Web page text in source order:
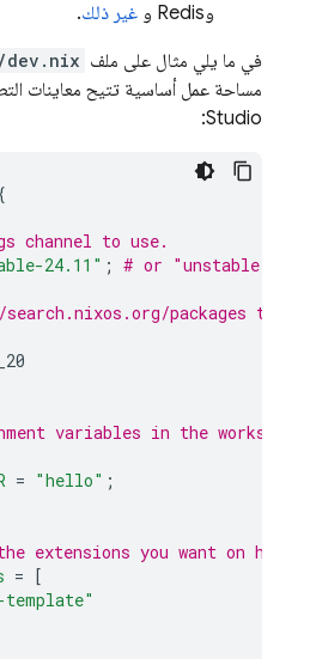
وRedis و
غير ذلك.
في ما يلي مثال على ملف
مساحة عمل أساسية تتيح معاينات
Studio
:
channel to use.
24.11" ; # or "unstable"
packages to
variables in the workspace
= "hello" ;
extensions you want on
= [